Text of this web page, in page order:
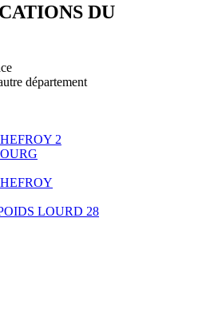
DU
département
2
LOURD 28